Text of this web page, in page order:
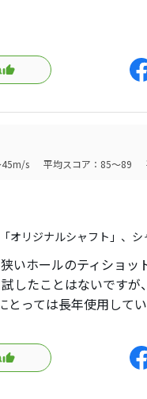
ていますが、やはりこ
伴者のドライバーより
ジナルシャフト）のTS
した。
有していますが、出番
すが、自分はコレに勝
45m/s 平均スコア：85～89
オリジナルシャフト」、シ
いホールのティショッ
したことはないですが
とっては長年使用して
いです。中古で少な